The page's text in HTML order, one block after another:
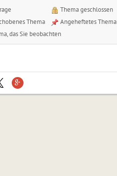
Thema
Thema geschlossen
Angeheftetes Thema
das Sie beobachten